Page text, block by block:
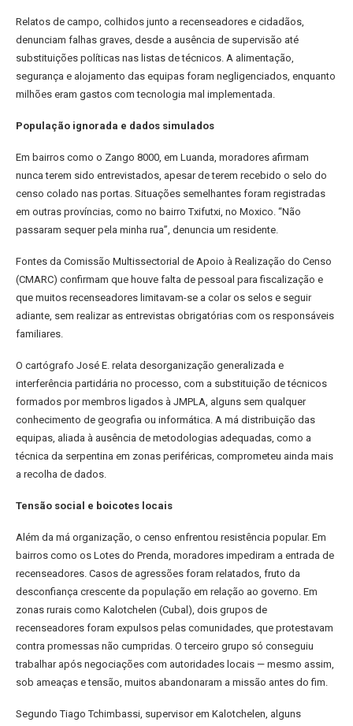
Relatos de campo, colhidos junto a recenseadores e cidadãos,
denunciam falhas graves, desde a ausência de supervisão até
substituições políticas nas listas de técnicos. A alimentação,
segurança e alojamento das equipas foram negligenciados, enquanto
milhões eram gastos com tecnologia mal implementada.
População ignorada e dados simulados
Em bairros como o Zango 8000, em Luanda, moradores afirmam
nunca terem sido entrevistados, apesar de terem recebido o selo do
censo colado nas portas. Situações semelhantes foram registradas
em outras províncias, como no bairro Txifutxi, no Moxico. “Não
passaram sequer pela minha rua”, denuncia um residente.
Fontes da Comissão Multissectorial de Apoio à Realização do Censo
(CMARC) confirmam que houve falta de pessoal para fiscalização e
que muitos recenseadores limitavam-se a colar os selos e seguir
adiante, sem realizar as entrevistas obrigatórias com os responsáveis
familiares.
O cartógrafo José E. relata desorganização generalizada e
interferência partidária no processo, com a substituição de técnicos
formados por membros ligados à JMPLA, alguns sem qualquer
conhecimento de geografia ou informática. A má distribuição das
equipas, aliada à ausência de metodologias adequadas, como a
técnica da serpentina em zonas periféricas, comprometeu ainda mais
a recolha de dados.
Tensão social e boicotes locais
Além da má organização, o censo enfrentou resistência popular. Em
bairros como os Lotes do Prenda, moradores impediram a entrada de
recenseadores. Casos de agressões foram relatados, fruto da
desconfiança crescente da população em relação ao governo. Em
zonas rurais como Kalotchelen (Cubal), dois grupos de
recenseadores foram expulsos pelas comunidades, que protestavam
contra promessas não cumpridas. O terceiro grupo só conseguiu
trabalhar após negociações com autoridades locais — mesmo assim,
sob ameaças e tensão, muitos abandonaram a missão antes do fim.
Segundo Tiago Tchimbassi, supervisor em Kalotchelen, alguns